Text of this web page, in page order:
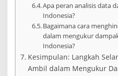
Apa peran analisis data
Indonesia?
Bagaimana cara
dalam mengukur
Indonesia?
Kesimpulan: Langkah
Ambil dalam Mengukur